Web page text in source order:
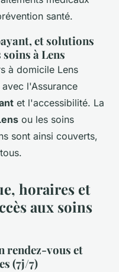
santé.
et solutions
à Lens
à domicile Lens
l'Assurance
et l'accessibilité. La
ou les soins
sont ainsi couverts,
horaires et
aux soins
rendez-vous et
(7j/7)